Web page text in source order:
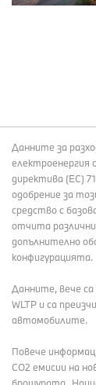
Данните за
електроенергия
директива (EC)
одобрение за
средство с
отчита
допълнително
конфигурацията.
Данните, вече
WLTP и са
автомобилите.
Повече
СО2 емисии на